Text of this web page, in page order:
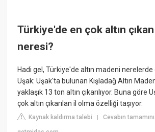
Türkiye'de en çok altın
neresi?
Hadi gel, Türkiye'de altın madeni nerelerde
Uşak: Uşak'ta bulunan Kışladağ Altın
yaklaşık 13 ton altın çıkarılıyor. Buna göre
çok altın çıkarılan il olma özelliği taşıyor.
Kaynak kaldırma talebi |Cevabın